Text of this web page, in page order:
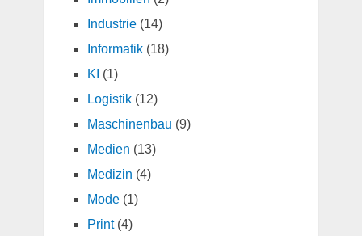
Industrie(14)
Informatik(18)
KI (1)
Logistik(12)
Maschinenbau (9)
Medien (13)
Medizin (4)
Mode(1)
Print(4)